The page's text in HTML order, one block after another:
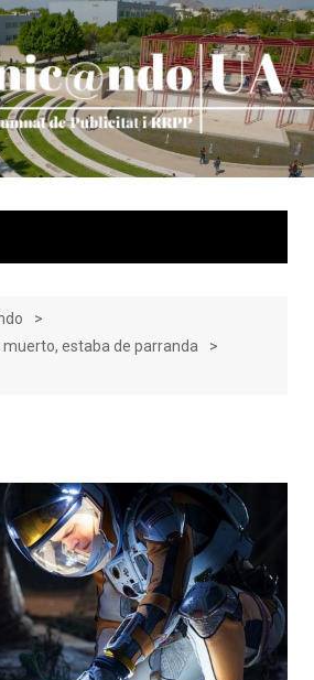
muerto, estaba de parranda